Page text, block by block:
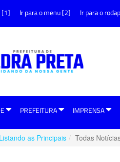
[1] Ir para o menu [2] Ir para o
PREFEITURA IMPRENSA
Listando as Principais Todas